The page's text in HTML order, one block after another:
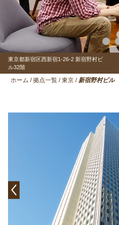
東京都新宿区西新宿1-26-2 新宿野村ビ
ル32階
ホーム / 拠点一覧 / 東京 / 新宿野村ビル